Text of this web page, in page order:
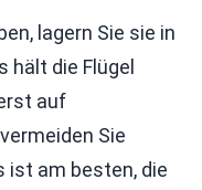
lagern Sie sie in
hält die Flügel
auf
Sie
ist am besten, die